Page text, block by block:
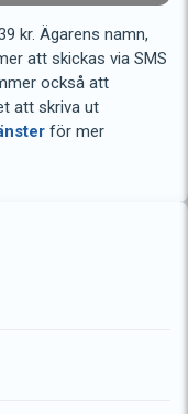
kr. Ägarens namn,
att skickas via SMS
också att
att skriva ut
för mer